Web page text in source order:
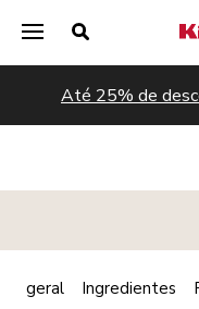
Até 25% de
SOBREMESAS
geral Ingredientes